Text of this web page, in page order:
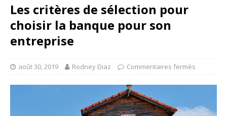
Les critères de sélection pour
choisir la banque pour son
entreprise
août 30, 2019 Rodney Diaz Commentaires fermés